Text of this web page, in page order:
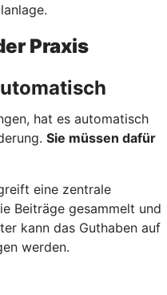
Praxis
hat es automatisch
Sie müssen dafür
eine zentrale
Beiträge gesammelt und
kann das Guthaben auf
werden.